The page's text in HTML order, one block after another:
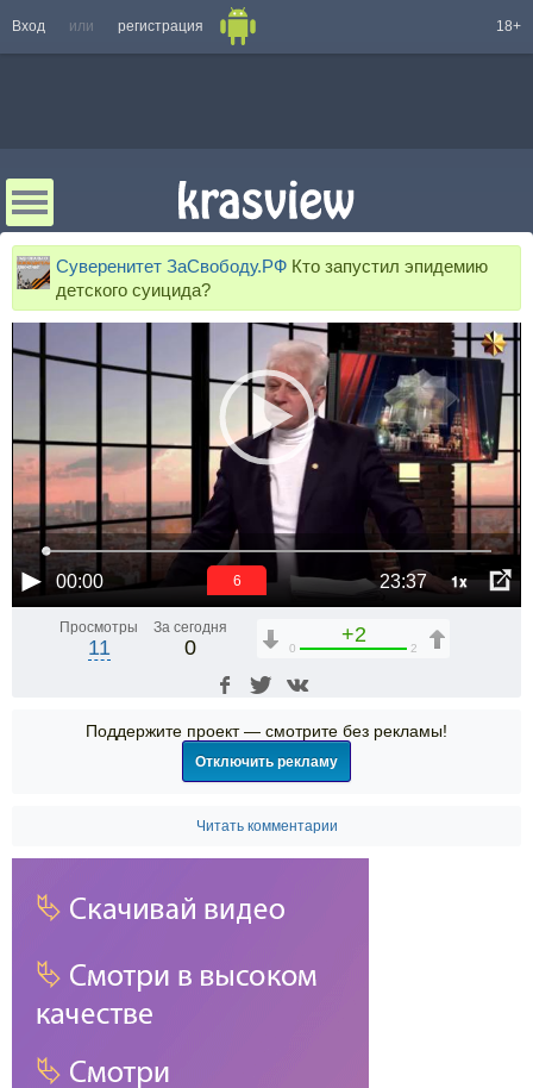
Вход или регистрация 18+
Суверенитет ЗаСвободу.РФ Кто запустил эпидемию
детского суицида?
00:00 23:37 1x
6
Просмотры
11
За сегодня
0
+2
0 2
Поддержите проект — смотрите без рекламы!
Отключить рекламу
Читать комментарии